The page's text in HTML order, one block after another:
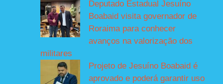
Deputado Estadual Jesuíno
Boabaid visita governador de
Roraima para conhecer
avanços na valorização dos
militares
Projeto de Jesuíno Boabaid é
aprovado e poderá garantir uso